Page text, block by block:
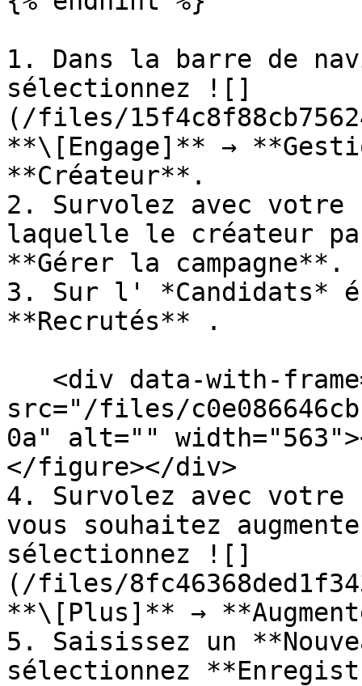
1. Dans la barre de
sélectionnez ![]
(/files/
**\[Engage]** →
**Créateur**.
2. Survolez avec votre
laquelle le créateur
**Gérer la campagne**.
3. Sur l' *Candidats*
**Recrutés** .
src="/files/
0a" alt=""
</figure></div>
4. Survolez avec
vous souhaitez
sélectionnez ![]
(/files/
**\[Plus]** →
5. Saisissez un
sélectionnez